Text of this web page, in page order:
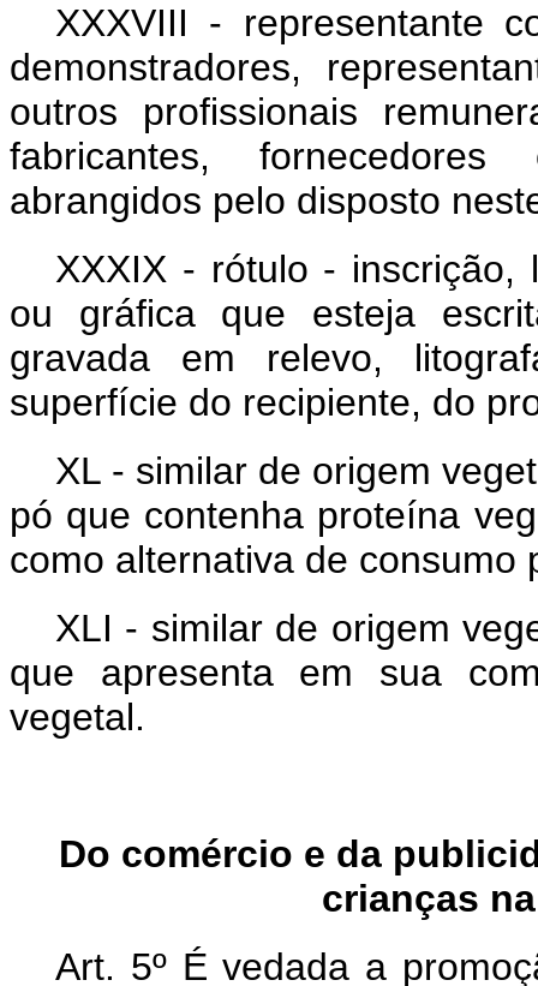
XXXVIII - representante
demonstradores,
outros profissionais
fabricantes,
abrangidos pelo disposto
XXXIX - rótulo - inscrição,
ou gráfica que esteja
gravada em relevo,
superfície do recipiente, do
XL - similar de origem
pó que contenha proteína
como alternativa de consumo
XLI - similar de origem
que apresenta em sua
vegetal.
Do comércio e da
crianças
Art. 5º É vedada a